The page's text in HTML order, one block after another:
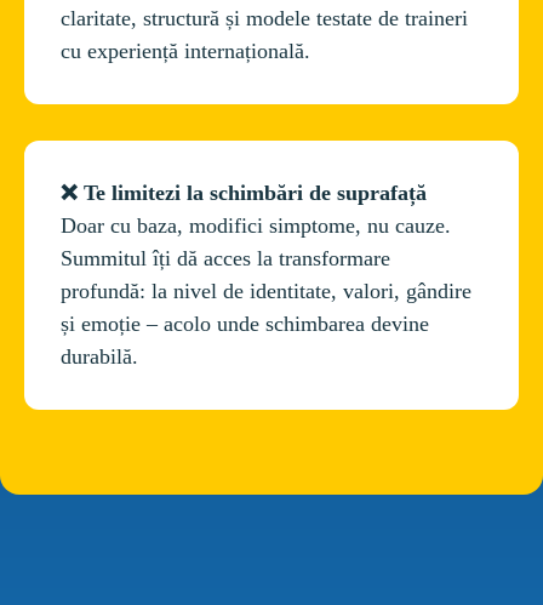
claritate, structură și modele testate de traineri
❌ Te limitezi la schimbări de suprafață
Doar cu baza, modifici simptome, nu cauze.
Summitul îți dă acces la transformare
profundă: la nivel de identitate, valori, gândire
și emoție – acolo unde schimbarea devine